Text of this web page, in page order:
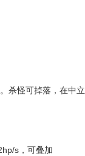
杀怪可掉落，在中
s，可叠加